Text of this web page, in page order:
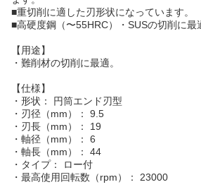
■重切削に適した刃形状になっています。
■高硬度鋼（〜55HRC）・SUSの切削に最
【用途】
・難削材の切削に最適。
【仕様】
・形状： 円筒エンド刃型
・刃径（mm）： 9.5
・刃長（mm）： 19
・軸径（mm）： 6
・軸長（mm）： 44
・タイプ： ロー付
・最高使用回転数（rpm）： 23000